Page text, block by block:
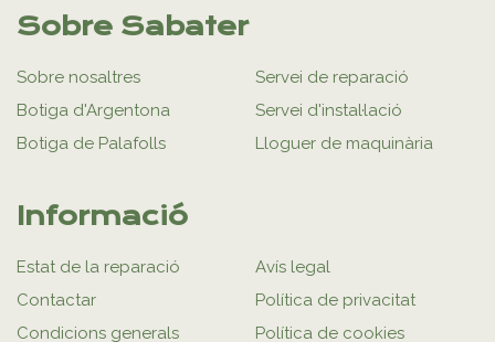
Sobre Sabater
Sobre nosaltres
Botiga d'Argentona
Botiga de Palafolls
Servei de reparació
Servei d'instal·lació
Lloguer de maquinària
Informació
Estat de la reparació
Contactar
Condicions generals
Avís legal
Política de privacitat
Política de cookies